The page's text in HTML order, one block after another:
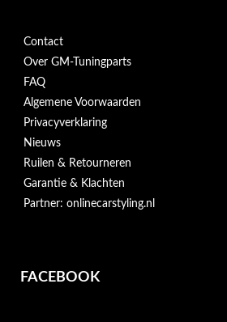
Contact
Over GM-Tuningparts
FAQ
Algemene Voorwaarden
Privacyverklaring
Nieuws
Ruilen & Retourneren
Garantie & Klachten
Partner: onlinecarstyling.nl
FACEBOOK